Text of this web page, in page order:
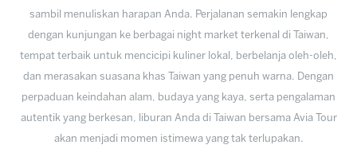
sambil menuliskan harapan Anda. Perjalanan semakin lengkap
dengan kunjungan ke berbagai night market terkenal di Taiwan,
tempat terbaik untuk mencicipi kuliner lokal, berbelanja oleh-oleh,
dan merasakan suasana khas Taiwan yang penuh warna. Dengan
perpaduan keindahan alam, budaya yang kaya, serta pengalaman
autentik yang berkesan, liburan Anda di Taiwan bersama Avia Tour
akan menjadi momen istimewa yang tak terlupakan.